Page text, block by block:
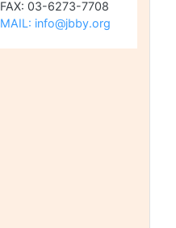
FAX: 03-6273-7708
MAIL: info@jbby.org